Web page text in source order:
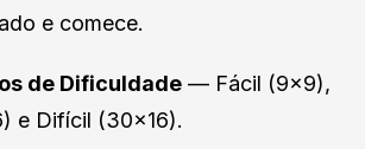
e comece.
de Dificuldade — Fácil (9×9),
e Difícil (30×16).